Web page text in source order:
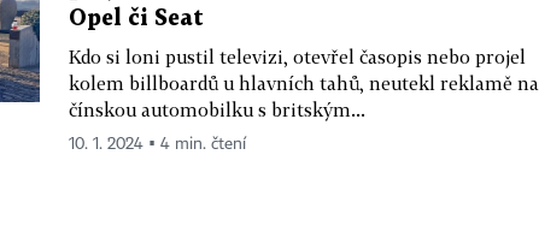
Opel či Seat
Kdo si loni pustil televizi, otevřel časopis nebo projel
kolem billboardů u hlavních tahů, neutekl reklamě na
čínskou automobilku s britským...
10. 1. 2024 ▪ 4 min. čtení